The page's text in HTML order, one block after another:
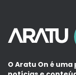
O Aratu On é